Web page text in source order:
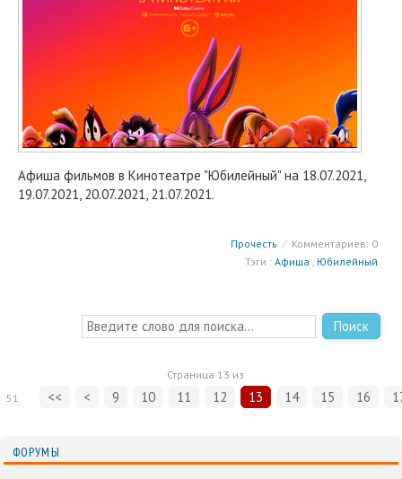
Афиша фильмов в Кинотеатре "Юбилейный" на 18.07.2021,
19.07.2021, 20.07.2021, 21.07.2021.
Прочесть ⁄ Комментариев: 0
Тэги : Афиша Юбилейный
Поиск
Страница 13 из
51
<< < 9 10 11 12 13 14 15 16
ФОРУМЫ